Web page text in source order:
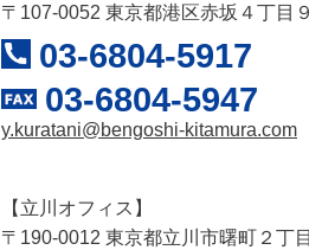
〒107-0052 東京都港区赤坂４丁目
03-6804-5917
03-6804-5947
y.kuratani@bengoshi-kitamura.com
【立川オフィス】
〒190-0012 東京都立川市曙町２丁